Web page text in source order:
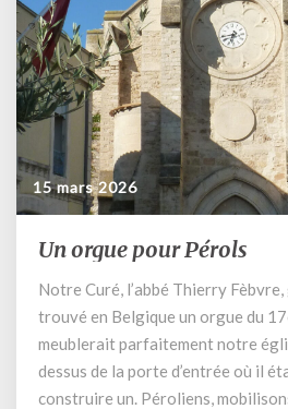
15 mars 2026
Un
pour
Pérols
Un orgue pour Pérols
Notre Curé, l’abbé Thierry
trouvé en Belgique un orgue du
meublerait parfaitement notre
dessus de la porte d’entrée où il
construire un. Péroliens,